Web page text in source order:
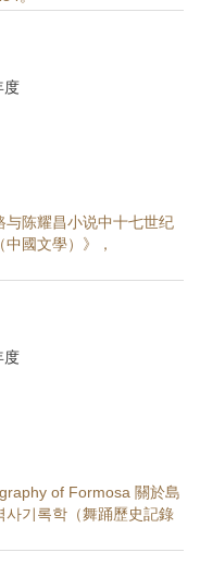
度
与陈耀昌小说中十七世纪
國文學）》，
度
of Formosa 關於島
기록학（舞踊歷史記錄